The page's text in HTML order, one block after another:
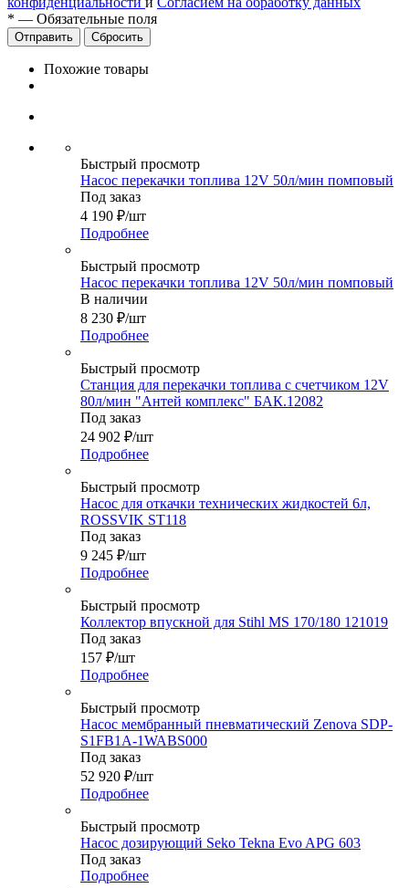
* — Обязательные поля
Сбросить
Похожие товары
Быстрый просмотр
Насос перекачки топлива 12V 50л/мин помповый
Под заказ
4 190 ₽/шт
Подробнее
Быстрый просмотр
Насос перекачки топлива 12V 50л/мин помповый
В наличии
8 230 ₽/шт
Подробнее
Быстрый просмотр
Станция для перекачки топлива с счетчиком 12V
80л/мин "Антей комплекс" БАК.12082
Под заказ
24 902 ₽/шт
Подробнее
Быстрый просмотр
Насос для откачки технических жидкостей 6л,
ROSSVIK ST118
Под заказ
9 245 ₽/шт
Подробнее
Быстрый просмотр
Коллектор впускной для Stihl MS 170/180 121019
Под заказ
157 ₽/шт
Подробнее
Быстрый просмотр
Насос мембранный пневматический Zenova SDP-
S1FB1A-1WABS000
Под заказ
52 920 ₽/шт
Подробнее
Быстрый просмотр
Насос дозирующий Seko Tekna Evo APG 603
Под заказ
Подробнее